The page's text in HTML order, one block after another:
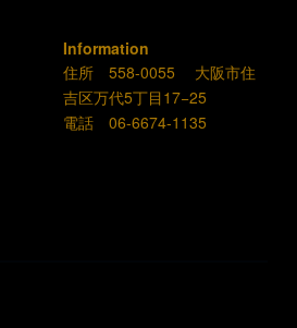
Information
住所 558-0055 大阪市住
吉区万代5丁目17−25
電話 06-6674-1135